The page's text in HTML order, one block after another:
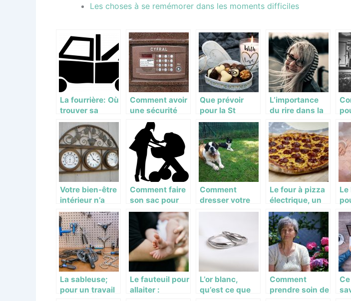
Les choses à se remémorer dans les moments difficiles
La fourrière: Où
trouver sa
voiture égarée
Comment avoir
une sécurité
complète dans
votre maison ?
Que prévoir
pour la St
valentin avec
son amoureuse
?
L’importance
du rire dans la
vie de l’homme
Votre bien-être
intérieur n’a
pas de prix,
adoptez
l’hygromètre
Comment faire
son sac pour
une sortie avec
son bébé ?
Comment
dresser votre
conseils?
Le four à pizza
électrique, un
dispositif
capital pour la
cuisson de
votre pizza
Le
La sableuse;
pour un travail
Le fauteuil pour
allaiter :
L’or blanc,
qu’est ce que
Comment
prendre soin de